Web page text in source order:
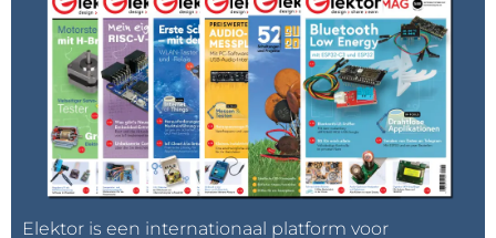
Elektor is een internationaal platform voor